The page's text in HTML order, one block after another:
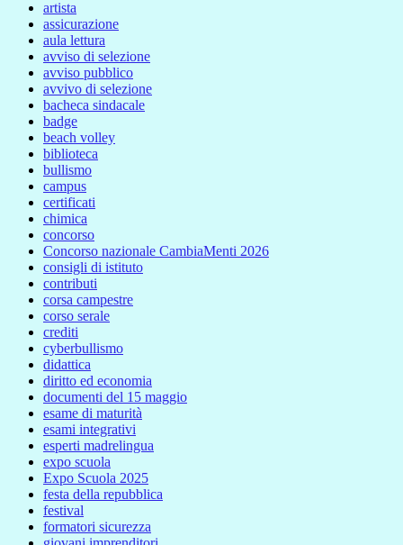
artista
assicurazione
aula lettura
avviso di selezione
avviso pubblico
avvivo di selezione
bacheca sindacale
badge
beach volley
biblioteca
bullismo
campus
certificati
chimica
concorso
Concorso nazionale CambiaMenti 2026
consigli di istituto
contributi
corsa campestre
corso serale
crediti
cyberbullismo
didattica
diritto ed economia
documenti del 15 maggio
esame di maturità
esami integrativi
esperti madrelingua
expo scuola
Expo Scuola 2025
festa della repubblica
festival
formatori sicurezza